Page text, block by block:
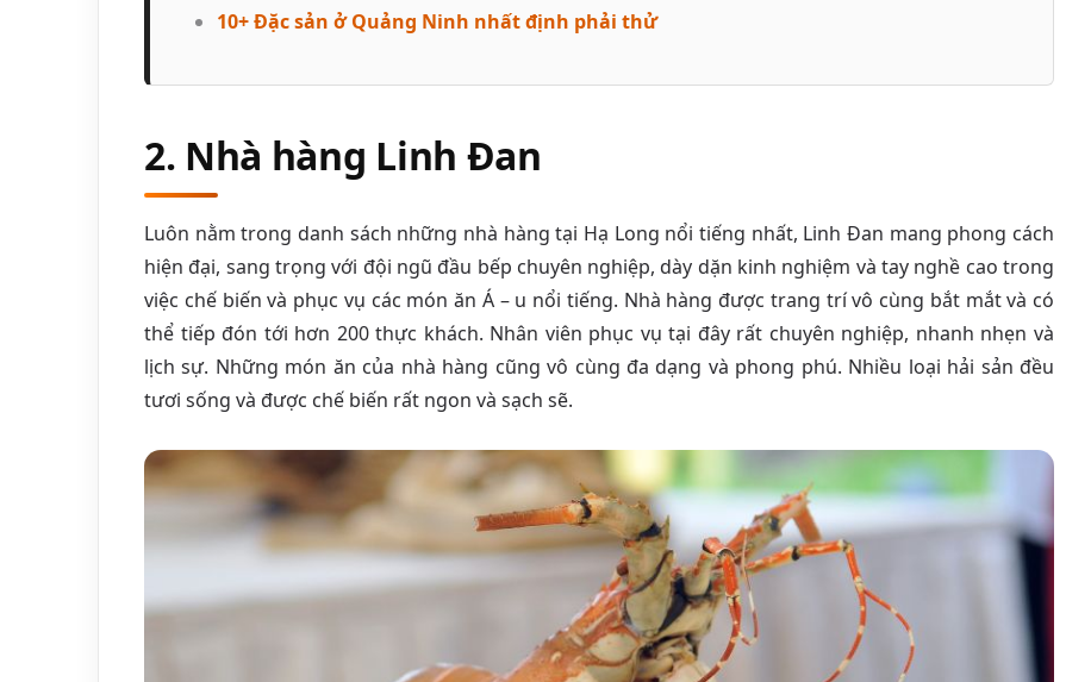
10+ Đặc sản ở Quảng Ninh nhất định phải thử
2. Nhà hàng Linh Đan
Luôn nằm trong danh sách những nhà hàng tại Hạ Long nổi tiếng nhất, Linh Đan mang phong cách
hiện đại, sang trọng với đội ngũ đầu bếp chuyên nghiệp, dày dặn kinh nghiệm và tay nghề cao trong
việc chế biến và phục vụ các món ăn Á – u nổi tiếng. Nhà hàng được trang trí vô cùng bắt mắt và có
thể tiếp đón tới hơn 200 thực khách. Nhân viên phục vụ tại đây rất chuyên nghiệp, nhanh nhẹn và
lịch sự. Những món ăn của nhà hàng cũng vô cùng đa dạng và phong phú. Nhiều loại hải sản đều
tươi sống và được chế biến rất ngon và sạch sẽ.